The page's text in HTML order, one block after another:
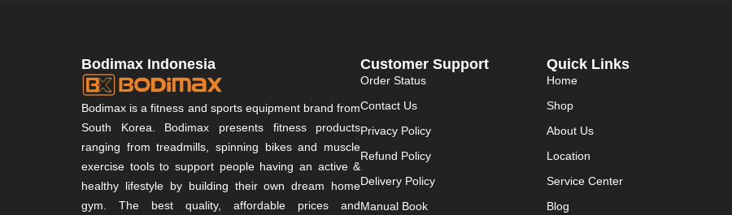
Bodimax Indonesia
Bodimax is a fitness and sports equipment brand from
South Korea. Bodimax presents fitness products
ranging from treadmills, spinning bikes and muscle
exercise tools to support people having an active &
healthy lifestyle by building their own dream home
gym. The best quality, affordable prices and
Customer Support
Order Status
Contact Us
Privacy Policy
Refund Policy
Delivery Policy
Manual Book
Quick Links
Home
Shop
About Us
Location
Service Center
Blog